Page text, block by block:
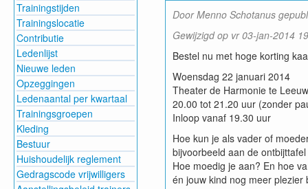
Trainingstijden
Trainingslocatie
Contributie
Ledenlijst
Nieuwe leden
Opzeggingen
Ledenaantal per kwartaal
Trainingsgroepen
Kleding
Bestuur
Huishoudelijk reglement
Gedragscode vrijwilligers
Door Menno Schotanus
Gewijzigd op vr 03-jan-2014
Bestel nu met hoge korting
Woensdag 22 januari 2014
Theater de Harmonie te
20.00 tot 21.20 uur (zonder
Inloop vanaf 19.30 uur
Hoe kun je als vader of
bijvoorbeeld aan de
Hoe moedig je aan? En hoe
én jouw kind nog meer